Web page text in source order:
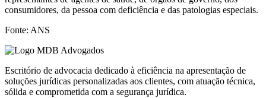
consumidores, da pessoa com deficiência e das patologias especiais.
Fonte: ANS
Escritório de advocacia dedicado à eficiência na apresentação de
soluções jurídicas personalizadas aos clientes, com atuação técnica,
sólida e comprometida com a segurança jurídica.